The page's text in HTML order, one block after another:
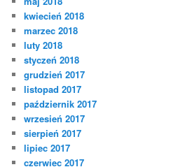
kwiecień 2018
marzec 2018
luty 2018
styczeń 2018
grudzień 2017
listopad 2017
październik 2017
wrzesień 2017
sierpień 2017
lipiec 2017
czerwiec 2017